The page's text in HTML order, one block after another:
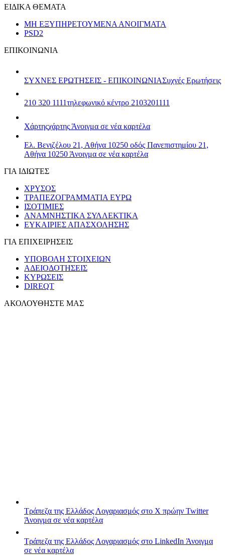
ΕΙΔΙΚΑ ΘΕΜΑΤΑ
ΜΗ ΕΞΥΠΗΡΕΤΟΥΜΕΝΑ ΑΝΟΙΓΜΑΤΑ
PSD2
ΕΠΙΚΟΙΝΩΝΙΑ
ΣΥΧΝΕΣ ΕΡΩΤΗΣΕΙΣ - ΕΠΙΚΟΙΝΩΝΙΑΣυχνές Ερωτήσεις
210 320 1111τηλεφωνικό κέντρο 2103201111
ΧάρτηςχάρτηςΆνοιγμα σε νέα καρτέλα
Ελ. Βενιζέλου 21, Αθήνα 10250 οδός Πανεπιστημίου 21,
Αθήνα 10250Άνοιγμα σε νέα καρτέλα
ΓΙΑ ΙΔΙΩΤΕΣ
ΧΡΥΣΟΣ
ΤΡΑΠΕΖΟΓΡΑΜΜΑΤΙΑ ΕΥΡΩ
ΙΣΟΤΙΜΙΕΣ
ΑΝΑΜΝΗΣΤΙΚΑ ΣΥΛΛΕΚΤΙΚΑ
ΕΥΚΑΙΡΙΕΣ ΑΠΑΣΧΟΛΗΣΗΣ
ΓΙΑ ΕΠΙΧΕΙΡΗΣΕΙΣ
ΥΠΟΒΟΛΗ ΣΤΟΙΧΕΙΩΝ
ΑΔΕΙΟΔΟΤΗΣΕΙΣ
ΚΥΡΩΣΕΙΣ
DIREQT
ΑΚΟΛΟΥΘΗΣΤΕ ΜΑΣ
Τράπεζα της Ελλάδος Λογαριασμός στο X πρώην Twitter
Άνοιγμα σε νέα καρτέλα
Τράπεζα της Ελλάδος Λογαριασμός στο LinkedIn Άνοιγμα
σε νέα καρτέλα